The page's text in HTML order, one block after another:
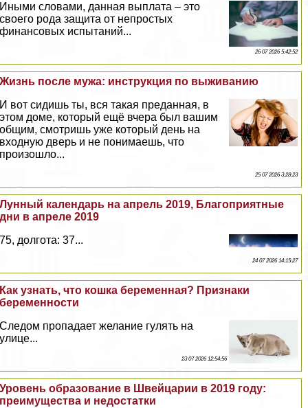
Иными словами, данная выплата – это
своего рода защита от непростых
финансовых испытаний...
26 07 2026 5:42:52
Жизнь после мужа: инструкция по выживанию
И вот сидишь ты, вся такая преданная, в
этом доме, который ещё вчера был вашим
общим, смотришь уже который день на
входную дверь и не понимаешь, что
произошло...
25 07 2026 3:28:23
Лунный календарь на апрель 2019, Благоприятные
дни в апреле 2019
75, долгота: 37...
24 07 2026 14:15:27
Как узнать, что кошка беременная? Признаки
беременности
Следом пропадает желание гулять на
улице...
23 07 2026 12:54:56
Уровень образование в Швейцарии в 2019 году:
преимущества и недостатки